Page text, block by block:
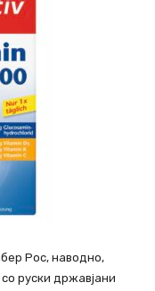
Рос, наводно,
руски државјани